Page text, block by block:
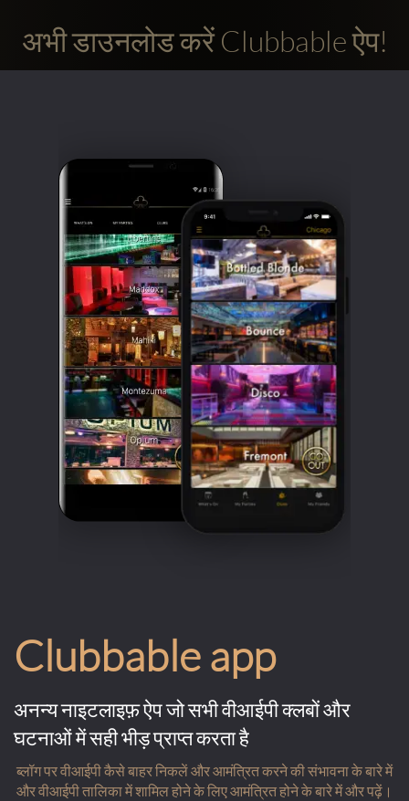
अभी डाउनलोड करें Clubbable ऐप!
Clubbable app
अनन्य नाइटलाइफ़ ऐप जो सभी वीआईपी क्लबों और
घटनाओं में सही भीड़ प्राप्त करता है
ब्लॉग पर वीआईपी कैसे बाहर निकलें और आमंत्रित करने की संभावना के बारे में
और वीआईपी तालिका में शामिल होने के लिए आमंत्रित होने के बारे में और पढ़ें।